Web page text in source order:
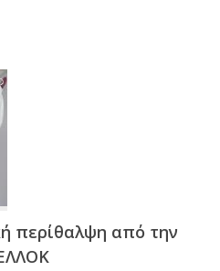
περίθαλψη από την